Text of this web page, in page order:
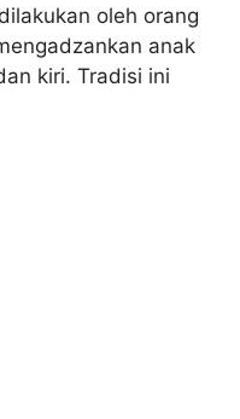
oleh orang
anak
kiri. Tradisi ini